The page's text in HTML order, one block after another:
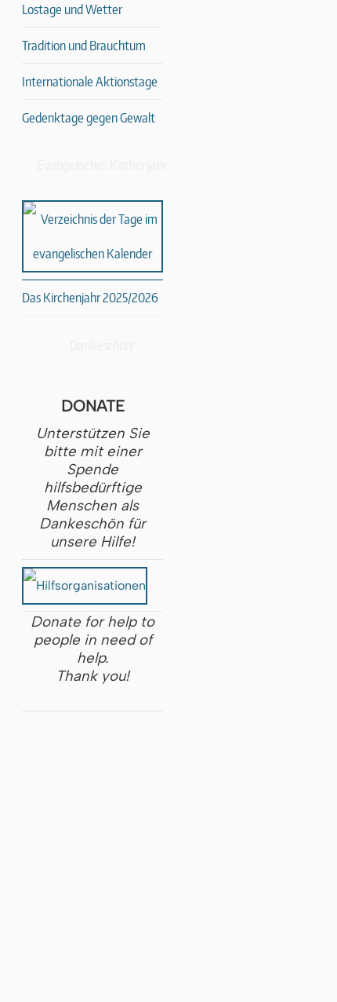
Lostage und Wetter
Tradition und Brauchtum
Internationale Aktionstage
Gedenktage gegen Gewalt
Das Kirchenjahr 2025/2026
DONATE
Unterstützen Sie
bitte mit einer
Spende
hilfsbedürftige
Menschen als
Dankeschön für
unsere Hilfe!
Donate for help to
people in need of
help.
Thank you!